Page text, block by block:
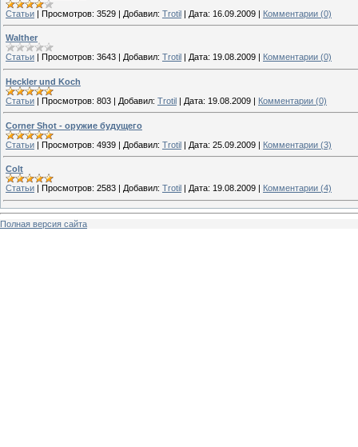
Статьи | Просмотров: 3529 | Добавил: Trotil | Дата: 16.09.2009 | Комментарии (0)
Walther
Статьи
Просмотров: 3643 Добавил: Trotil Дата: 19.08.2009 Комментарии (0)
Heckler und Koch
Статьи | Просмотров: 803 | Добавил: Trotil | Дата: 19.08.2009 | Комментарии (0)
Corner Shot - оружие будущего
Статьи | Просмотров: 4939 | Добавил: Trotil | Дата: 25.09.2009 | Комментарии (3)
Colt
Статьи
Просмотров: 2583 Добавил: Trotil Дата: 19.08.2009 Комментарии (4)
Полная версия сайта